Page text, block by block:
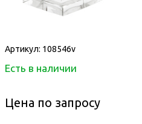
Артикул: 108546v
Есть в наличии
Цена по запросу